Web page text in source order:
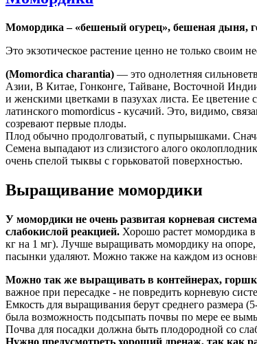
Момордика – «бешеный огурец», бешеная дыня,
Это экзотическое растение ценно не только
(Momordica charantia) — это однолетняя
Азии, В Китае, Гонконге, Тайване, Восточной
и женскими цветками в пазухах листа. Ее цветение
латинского momordicus - кусачий. Это, видимо,
созревают первые плоды.
Плод обычно продолговатый, с пупырышками.
Семена выпадают из слизистого алого
очень спелой тыквы с горьковатой поверхностью.
Выращивание момордики
У момордики не очень развитая корневая система
слабокислой реакцией. Хорошо растет момордика
кг на 1 мг). Лучше выращивать момордику на опоре,
пасынки удаляют. Можно также на каждом из
Можно так же выращивать в контейнерах,
важное при пересадке - не повредить корневую
Емкость для выращивания берут среднего размера
была возможность подсыпать почвы по мере ее
Почва для посадки должна быть плодородной со
Нужно предусмотреть хороший дренаж, так как